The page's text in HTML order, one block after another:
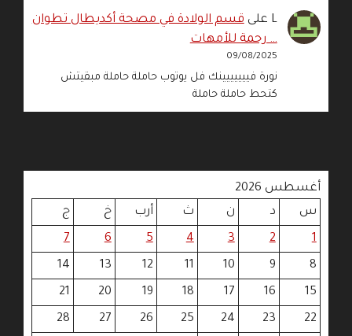
L علىقسم الولادة في مصحة أكديطال تطوان
… رحمة للأمهات
09/08/2025
نورة فييييييينك فل يوتوب حاملة حاملة مبقيتش
كتحط حاملة حاملة
أغسطس 2026
س
د ن ث أرب خ
ج
1
2
3
4
5
6
7
8
9
10
11
12
13
14
15
16
17
18
19
20
21
22
23
24
25
26
27
28